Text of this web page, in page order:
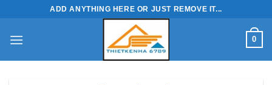
content
ADD ANYTHING HERE OR JUST REMOVE IT...
0